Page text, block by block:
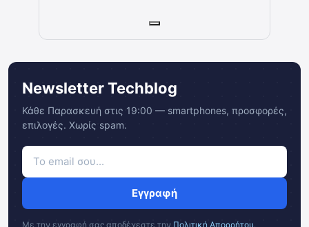
Newsletter Techblog
Κάθε Παρασκευή στις 19:00 — smartphones, προσφορές,
επιλογές. Χωρίς spam.
Εγγραφή
Με την εγγραφή σας αποδέχεστε την Πολιτική Απορρήτου.